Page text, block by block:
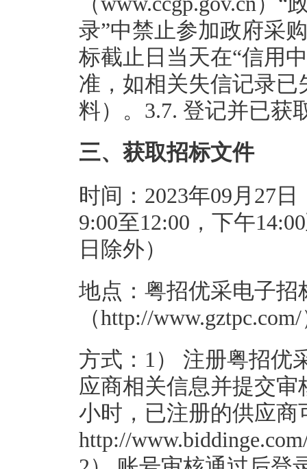
录”中禁止参加政府采
标截止日当天在“信用
准，如相关失信记录
料）。3.7. 登记并已获
三、获取招标文件
时间：2023年09月27
9:00至12:00，下午
日除外）
地点：粤招优采电子招
（http://
方式：1） 注册粤招优
应商相关信息并提交
小时，已注册的供应
http://